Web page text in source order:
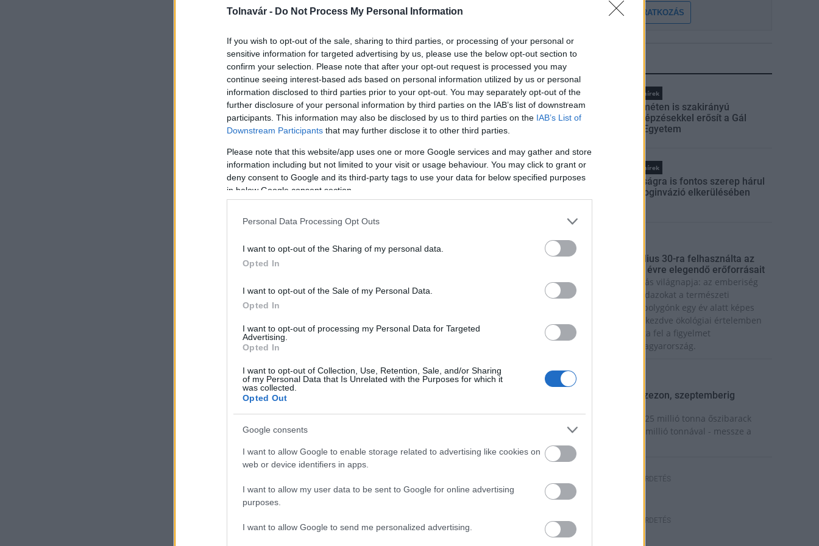
Tolnavár - Do Not Process My Personal Information
If you wish to opt-out of the sale, sharing to third parties, or processing of your personal or
sensitive information for targeted advertising by us, please use the below opt-out section to
confirm your selection. Please note that after your opt-out request is processed you may
continue seeing interest-based ads based on personal information utilized by us or personal
information disclosed to third parties prior to your opt-out. You may separately opt-out of the
further disclosure of your personal information by third parties on the IAB’s list of downstream
participants. This information may also be disclosed by us to third parties on the IAB’s List of
Downstream Participants that may further disclose it to other third parties.
Please note that this website/app uses one or more Google services and may gather and store
information including but not limited to your visit or usage behaviour. You may click to grant or
deny consent to Google and its third-party tags to use your data for below specified purposes
in below Google consent section.
Personal Data Processing Opt Outs
I want to opt-out of the Sharing of my personal data.
Opted In
I want to opt-out of the Sale of my Personal Data.
Opted In
I want to opt-out of processing my Personal Data for Targeted
Advertising.
Opted In
I want to opt-out of Collection, Use, Retention, Sale, and/or Sharing
of my Personal Data that Is Unrelated with the Purposes for which it
was collected.
Opted Out
Google consents
I want to allow Google to enable storage related to advertising like cookies on
web or device identifiers in apps.
I want to allow my user data to be sent to Google for online advertising
purposes.
I want to allow Google to send me personalized advertising.
FELIRATKOZÁS
LEGFRISSEBB
Országos hírek
Kecskeméten is szakirányú
továbbképzésekkel erősít a Gál
Ferenc Egyetem
Országos hírek
A lakosságra is fontos szerep hárul
a szúnyoginvázió elkerülésében
Országos hírek
Túlfogyasztás napja - július 30-ra felhasználta az
emberiség a Föld egész évre elegendő erőforrásait
Ma van idén a túlfogyasztás világnapja: az emberiség
eddigre használta fel mindazokat a természeti
erőforrásokat, amelyeket bolygónk egy év alatt képes
megújítani. Ettől a naptól kezdve ökológiai értelemben
már „hitelből élünk” – hívta fel a figyelmet
közleményében a WWF Magyarország.
Helyi hírek
Beindult az őszibarackszezon, szeptemberig
A világon évente mintegy 25 millió tonna őszibarack
terem, Kína - csaknem 17 millió tonnával - messze a
legnagyobb termelő.
HIRDETÉS
HIRDETÉS